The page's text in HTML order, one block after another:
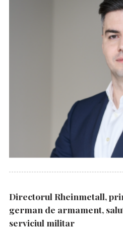
Directorul Rheinmetall,
german de armament,
serviciul militar